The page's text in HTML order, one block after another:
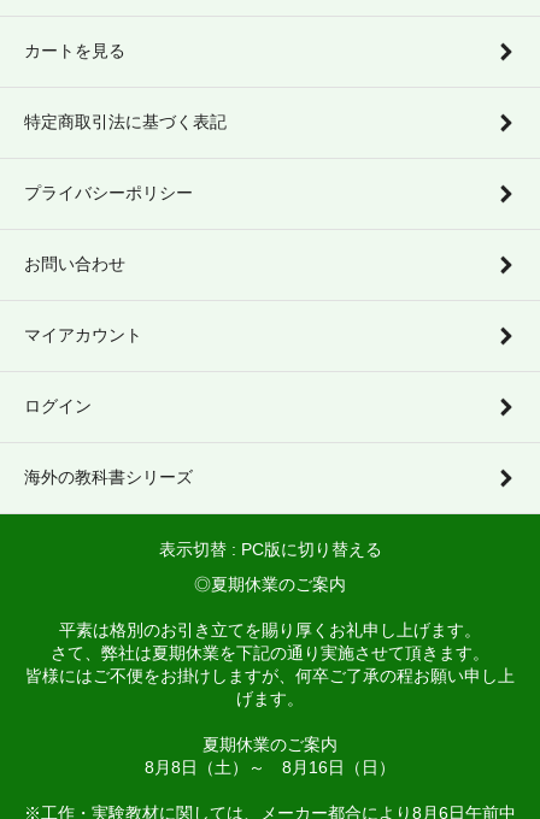
カートを見る
特定商取引法に基づく表記
プライバシーポリシー
お問い合わせ
マイアカウント
ログイン
海外の教科書シリーズ
表示切替 : PC版に切り替える
◎夏期休業のご案内
平素は格別のお引き立てを賜り厚くお礼申し上げます。
さて、弊社は夏期休業を下記の通り実施させて頂きます。
皆様にはご不便をお掛けしますが、何卒ご了承の程お願い申し上
げます。
夏期休業のご案内
8月8日（土）～ 8月16日（日）
※工作・実験教材に関しては、メーカー都合により8月6日午前中